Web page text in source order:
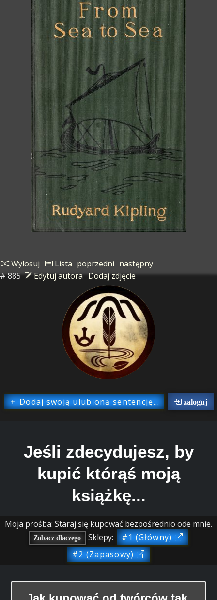
Wylosuj Lista poprzedni następny
# 885
Edytuj autora Dodaj zdjęcie
Dodaj swoją ulubioną sentencję... zaloguj
Jeśli zdecydujesz, by
kupić którąś moją
książkę...
Moja prośba: Staraj się kupować bezpośrednio ode mnie.
Zobacz dlaczego Sklepy:
#1 (Główny)
#2 (Zapasowy)